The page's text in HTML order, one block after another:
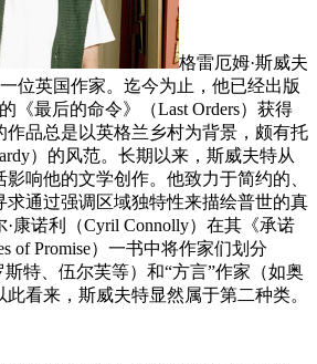
格雷厄姆·斯威夫
位英国作家。迄今为止，他已经出版
《最后的命令》（Last Orders）获得
作品总是以英格兰乡村为背景，颇有托
）的风范。长期以来，斯威夫特从
响他的文学创作。他致力于简约的、
求通过强调区域独特性来描绘普世的真
康诺利（Cyril Connolly）在其《承诺
of Promise）一书中将作家们划分
特、伍尔芙等）和“方言”作家（如奥
看来，斯威夫特显然属于第二种类。